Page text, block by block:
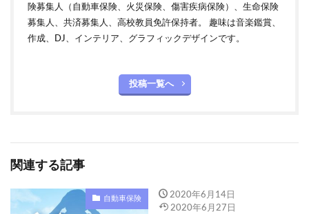
険募集人（自動車保険、火災保険、傷害疾病保険）、生命保険
募集人、共済募集人、高校教員免許保持者。 趣味は音楽鑑賞、
作成、DJ、インテリア、グラフィックデザインです。
投稿一覧へ
関連する記事
自動車保険
2020年6月14日
2020年6月27日